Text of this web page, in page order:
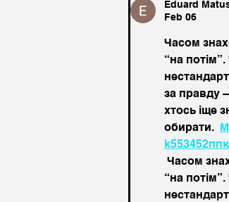
Eduard
Feb 06
Часом
“на
за правду
хтось іще
обирати. М
k553452пп
Часом
“на